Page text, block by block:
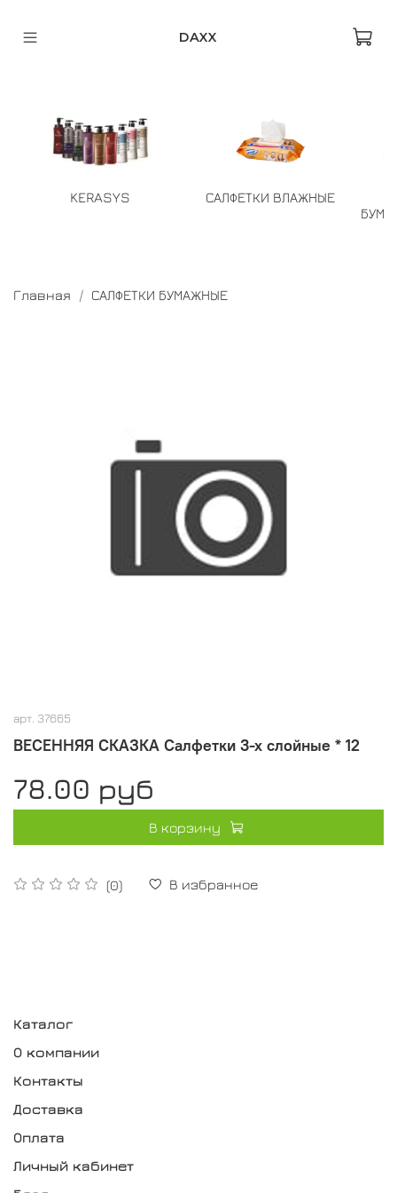
DAXX
KERASYS
САЛФЕТКИ ВЛАЖНЫЕ
Главная САЛФЕТКИ БУМАЖНЫЕ
арт. 37665
ВЕСЕННЯЯ СКАЗКА Салфетки 3-х слойные * 12
(0) В избранное
78.00 руб
В корзину
Каталог
О компании
Контакты
Доставка
Оплата
Личный кабинет